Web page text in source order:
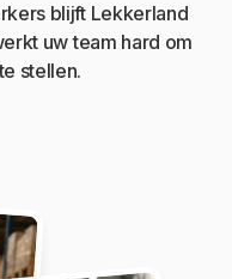
blijft Lekkerland
uw team hard om
stellen.